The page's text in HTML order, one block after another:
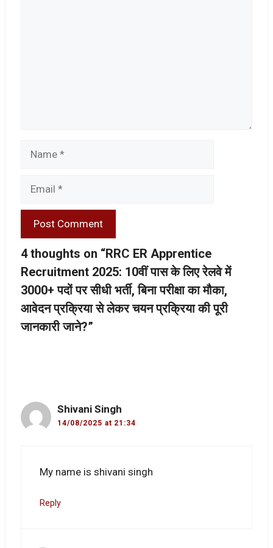
4 thoughts on “RRC ER Apprentice
Recruitment 2025: 10वीं पास के लिए रेलवे में
3000+ पदों पर सीधी भर्ती, बिना परीक्षा का मौका,
आवेदन प्रक्रिया से लेकर चयन प्रक्रिया की पूरी
जानकारी जाने?”
Shivani Singh
14/08/2025 at 21:34
My name is shivani singh
Reply